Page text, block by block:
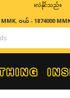
အမျှပြောင်းလဲနိုင်သည်။
, ဝယ် - 1874000